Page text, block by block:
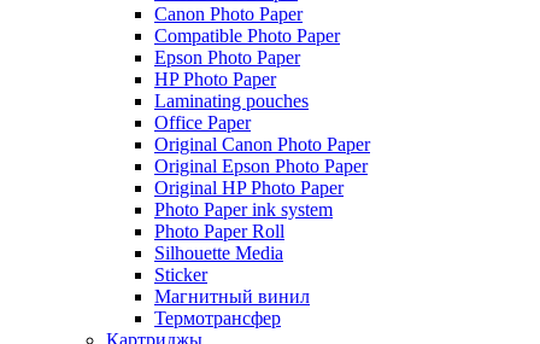
Canon Photo Paper
Compatible Photo Paper
Epson Photo Paper
HP Photo Paper
Laminating pouches
Office Paper
Original Canon Photo Paper
Original Epson Photo Paper
Original HP Photo Paper
Photo Paper ink system
Photo Paper Roll
Silhouette Media
Sticker
Магнитный винил
Термотрансфер
Картриджы